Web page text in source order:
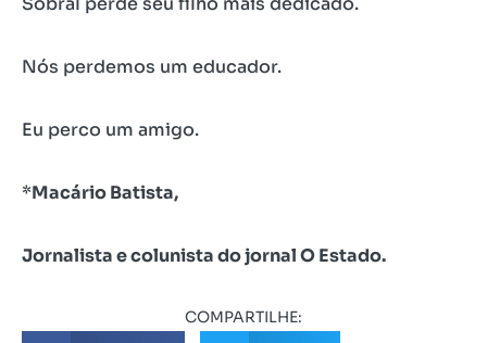
Nós perdemos um educador.
Eu perco um amigo.
*Macário Batista,
Jornalista e colunista do jornal O Estado.
COMPARTILHE: